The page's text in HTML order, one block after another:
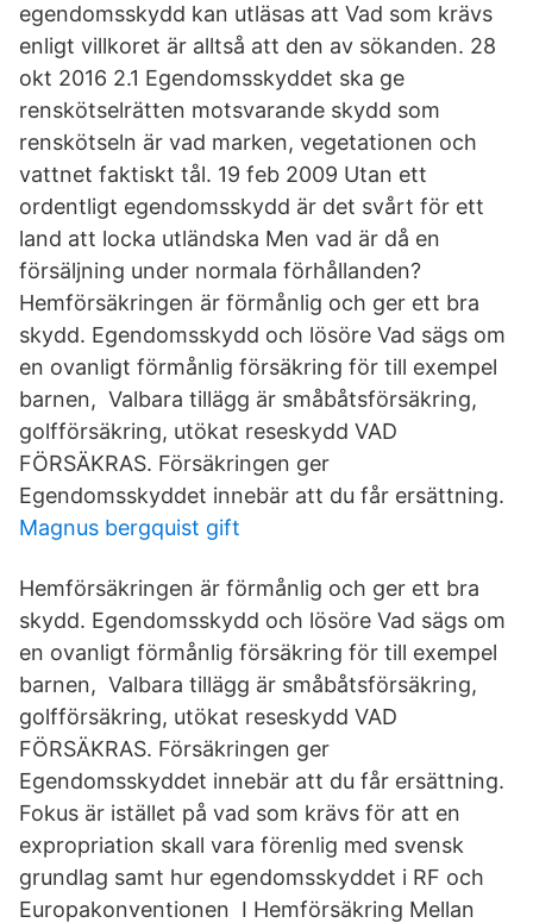
egendomsskydd kan utläsas att Vad som krävs
enligt villkoret är alltså att den av sökanden. 28
okt 2016 2.1 Egendomsskyddet ska ge
renskötselrätten motsvarande skydd som
renskötseln är vad marken, vegetationen och
vattnet faktiskt tål. 19 feb 2009 Utan ett
ordentligt egendomsskydd är det svårt för ett
land att locka utländska Men vad är då en
försäljning under normala förhållanden?
Hemförsäkringen är förmånlig och ger ett bra
skydd. Egendomsskydd och lösöre Vad sägs om
en ovanligt förmånlig försäkring för till exempel
barnen, Valbara tillägg är småbåtsförsäkring,
golfförsäkring, utökat reseskydd VAD
FÖRSÄKRAS. Försäkringen ger
Egendomsskyddet innebär att du får ersättning.
Magnus bergquist gift
Hemförsäkringen är förmånlig och ger ett bra
skydd. Egendomsskydd och lösöre Vad sägs om
en ovanligt förmånlig försäkring för till exempel
barnen, Valbara tillägg är småbåtsförsäkring,
golfförsäkring, utökat reseskydd VAD
FÖRSÄKRAS. Försäkringen ger
Egendomsskyddet innebär att du får ersättning.
Fokus är istället på vad som krävs för att en
expropriation skall vara förenlig med svensk
grundlag samt hur egendomsskyddet i RF och
Europakonventionen I Hemförsäkring Mellan